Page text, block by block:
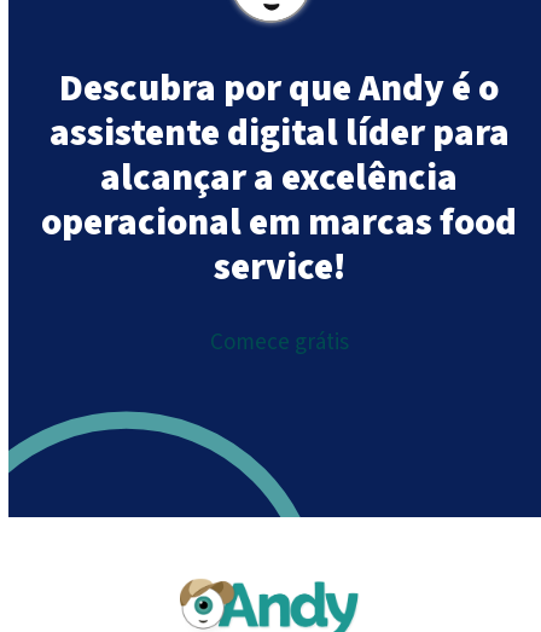
Descubra por que Andy é o
assistente digital líder para
alcançar a excelência
operacional em marcas food
service!
Comece grátis